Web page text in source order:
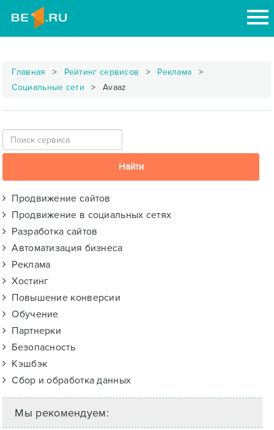
Главная Рейтинг сервисов
Реклама
Социальные сети
Avaaz
Продвижение сайтов
Продвижение в социальных сетях
Разработка сайтов
Автоматизация бизнеса
Реклама
Хостинг
Повышение конверсии
Обучение
Партнерки
Безопасность
Кэшбэк
Сбор и обработка данных
Мы рекомендуем: